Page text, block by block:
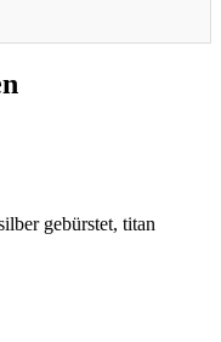
gebürstet, titan